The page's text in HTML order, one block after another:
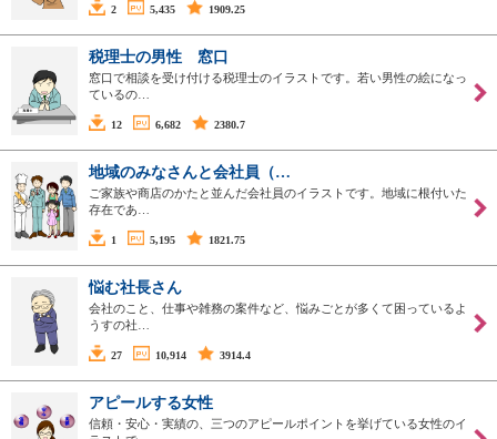
2 5,435 1909.25
税理士の男性 窓口
窓口で相談を受け付ける税理士のイラストです。若い男性の絵になっ
ているの…
12 6,682 2380.7
地域のみなさんと会社員（…
ご家族や商店のかたと並んだ会社員のイラストです。地域に根付いた
存在であ…
1 5,195 1821.75
悩む社長さん
会社のこと、仕事や雑務の案件など、悩みごとが多くて困っているよ
うすの社…
27 10,914 3914.4
アピールする女性
信頼・安心・実績の、三つのアピールポイントを挙げている女性のイ